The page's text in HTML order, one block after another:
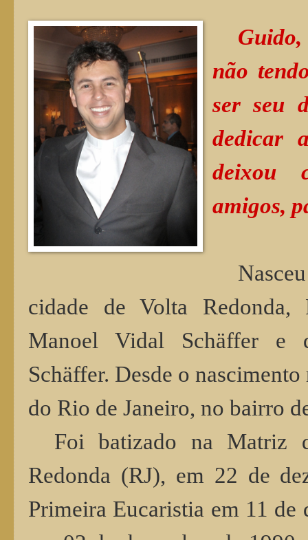
não
ser seu
dedicar
deixou
amigos,
cidade de Volta
Manoel Vidal Schäffer e
Schäffer. Desde o
do Rio de Janeiro, no bairro
Foi batizado na Matriz
Redonda (RJ), em 22 de
Primeira Eucaristia em 11 de